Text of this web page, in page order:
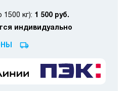
кг): 1 500 руб.
индивидуально